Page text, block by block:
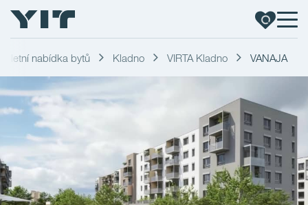
nabídka bytů Kladno VIRTA Kladno VANAJA